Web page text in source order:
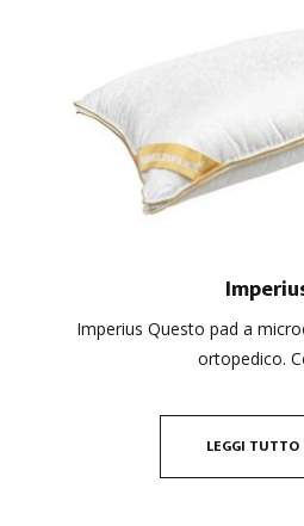
Imperius Questo pad a
ortopedico.
LEGGI TUTTO